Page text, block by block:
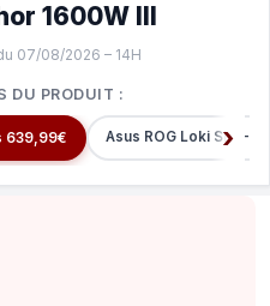
1600W III
07/08/2026 – 14H
DU PRODUIT :
639,99€ Asus ROG Loki SFX-L